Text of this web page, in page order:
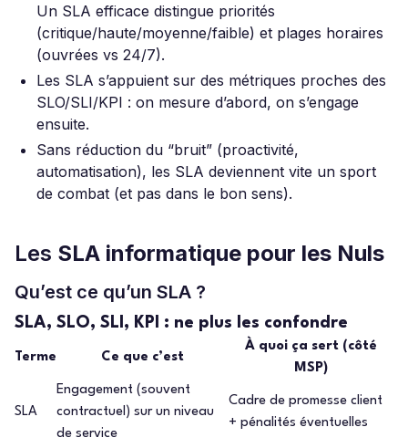
Un SLA efficace distingue priorités
(critique/haute/moyenne/faible) et plages horaires
(ouvrées vs 24/7).
Les SLA s’appuient sur des métriques proches des
SLO/SLI/KPI : on mesure d’abord, on s’engage
ensuite.
Sans réduction du “bruit” (proactivité,
automatisation), les SLA deviennent vite un sport
de combat (et pas dans le bon sens).
Les SLA informatique pour les Nuls
Qu’est ce qu’un SLA ?
SLA, SLO, SLI, KPI : ne plus les confondre
Terme Ce que c’est
À quoi ça sert (côté
MSP)
SLA
Engagement (souvent
contractuel) sur un niveau
de service
Cadre de promesse client
+ pénalités éventuelles